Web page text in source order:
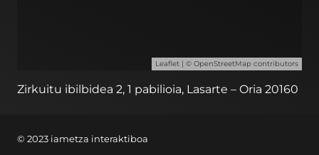
Leaflet | © OpenStreetMap contributors
Zirkuitu ibilbidea 2, 1 pabilioia, Lasarte – Oria 20160
© 2023 iametza interaktiboa